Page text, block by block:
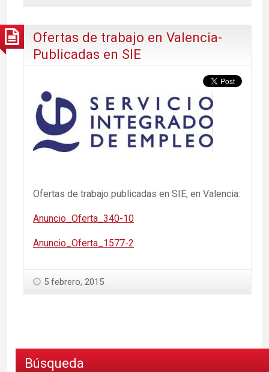
Ofertas de trabajo en Valencia-
Publicadas en SIE
Ofertas de trabajo publicadas en SIE, en Valencia:
Anuncio_Oferta_340-10
Anuncio_Oferta_1577-2
5 febrero, 2015
Búsqueda